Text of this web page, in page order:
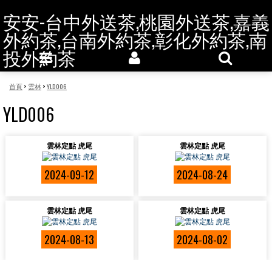
安安-台中外送茶,桃園外送茶,嘉義
外約茶,台南外約茶,彰化外約茶,南
投外約茶
首頁> 雲林>YLD006
YLD006
雲林定點 虎尾
2024-09-12
雲林定點 虎尾
2024-08-24
雲林定點 虎尾
2024-08-13
雲林定點 虎尾
2024-08-02